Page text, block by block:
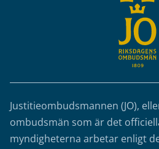
Justitieombudsmannen (JO),
ombudsmän som är det
myndigheterna arbetar enligt